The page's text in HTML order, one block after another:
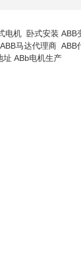
电机 卧式安装
马达代理商
址 ABb电机生产